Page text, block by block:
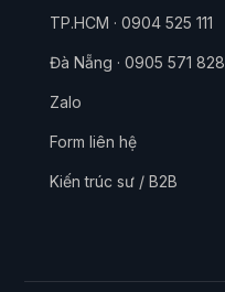
TP.HCM · 0904 525 111
Đà Nẵng · 0905 571 828
Zalo
Form liên hệ
Kiến trúc sư / B2B